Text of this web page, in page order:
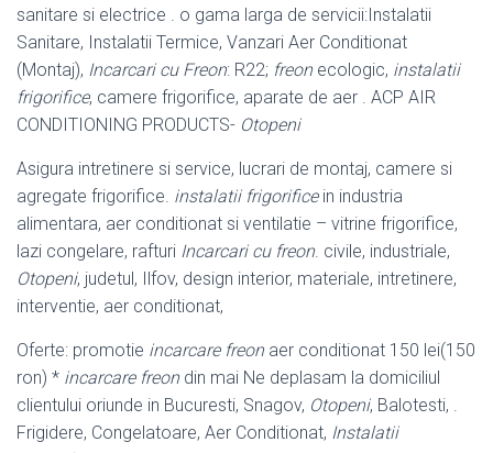
sanitare si electrice . o gama larga de servicii:Instalatii
Sanitare, Instalatii Termice, Vanzari Aer Conditionat
(Montaj), Incarcari cu Freon: R22; freonecologic, instalatii
frigorifice, camere frigorifice, aparate de aer . ACP AIR
CONDITIONING PRODUCTS- Otopeni
Asigura intretinere si service, lucrari de montaj, camere si
agregate frigorifice. instalatii frigorificein industria
alimentara, aer conditionat si ventilatie – vitrine frigorifice,
lazi congelare, rafturi Incarcari cu freon. civile, industriale,
Otopeni, judetul, Ilfov, design interior, materiale, intretinere,
interventie, aer conditionat,
Oferte: promotie incarcare freonaer conditionat 150 lei(150
ron) * incarcare freondin mai Ne deplasam la domiciliul
clientului oriunde in Bucuresti, Snagov, Otopeni, Balotesti, .
Frigidere, Congelatoare, Aer Conditionat, Instalatii